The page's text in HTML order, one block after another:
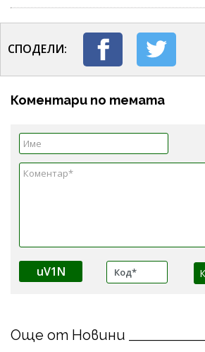
СПОДЕЛИ:
Коментари по темата
uV1N
Още от Новини